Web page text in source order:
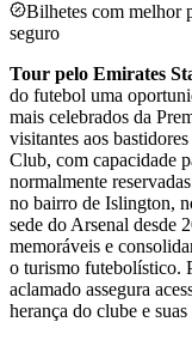
Bilhetes com melhor
seguro
Tour pelo Emirates
do futebol uma
mais celebrados da
visitantes aos
Club, com capacidade
normalmente
no bairro de Islington,
sede do Arsenal desde
memoráveis e
o turismo futebolístico.
aclamado assegura
herança do clube e